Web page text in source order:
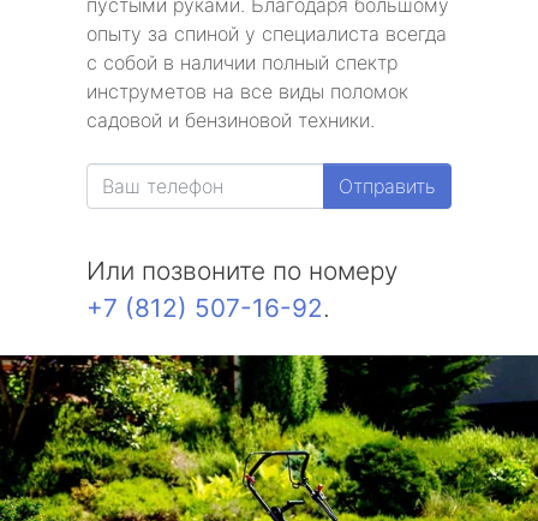
пустыми руками. Благодаря большому
опыту за спиной у специалиста всегда
с собой в наличии полный спектр
инструметов на все виды поломок
садовой и бензиновой техники.
Отправить
Или позвоните по номеру
+7 (812) 507-16-92.